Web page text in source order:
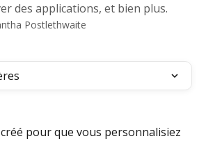
des applications, et bien plus.
Postlethwaite
pour que vous personnalisiez